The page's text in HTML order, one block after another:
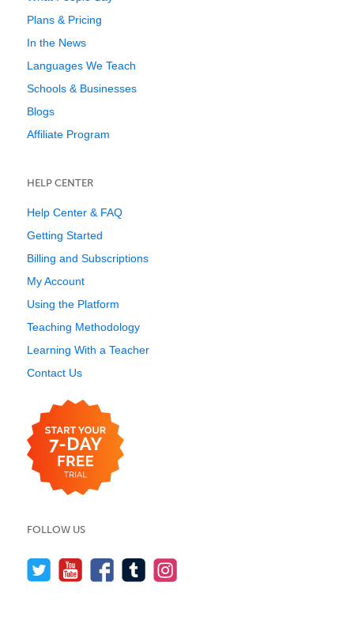
Plans & Pricing
In the News
Languages We Teach
Schools & Businesses
Blogs
Affiliate Program
HELP CENTER
Help Center & FAQ
Getting Started
Billing and Subscriptions
My Account
Using the Platform
Teaching Methodology
Learning With a Teacher
Contact Us
FOLLOW US